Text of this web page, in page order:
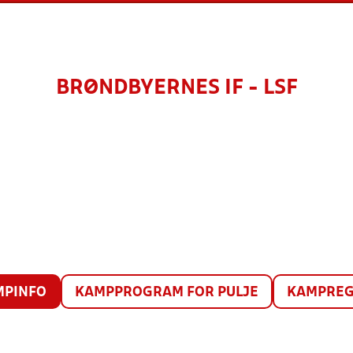
BRØNDBYERNES IF - LSF
KAMPPROGRAM FOR PULJE